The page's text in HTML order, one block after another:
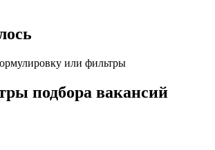
или фильтры
подбора вакансий